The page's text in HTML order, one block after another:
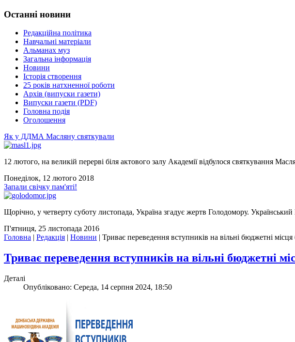
Останні новини
Редакційна політика
Навчальні матеріали
Альманах муз
Загальна інформація
Новини
Історія створення
25 років натхненної роботи
Архів (випуски газети)
Випуски газети (PDF)
Головна подія
Оголошення
Як у ДДМА Масляну святкували
12 лютого, на великій перерві біля актового залу Академії відбулося святкування
Понеділок, 12 лютого 2018
Запали свічку пам'яті!
Щорічно, у четверту суботу листопада, Україна згадує жертв Голодомору.
П'ятниця, 25 листопада 2016
Головна | Редакція | Новини | Триває переведення вступників на вільні бюджетні місця
Триває переведення вступників на вільні бюджетні
Деталі
Опубліковано: Середа, 14 серпня 2024, 18:50